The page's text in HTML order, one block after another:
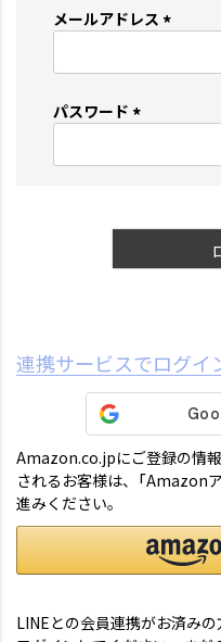
メールアドレス
必
パスワード
必
連携サービスでログイ
Amazon.co.jpにご登録の情
されるお客様は、「Amazon
進みください。
LINEとの会員連携がお済みの